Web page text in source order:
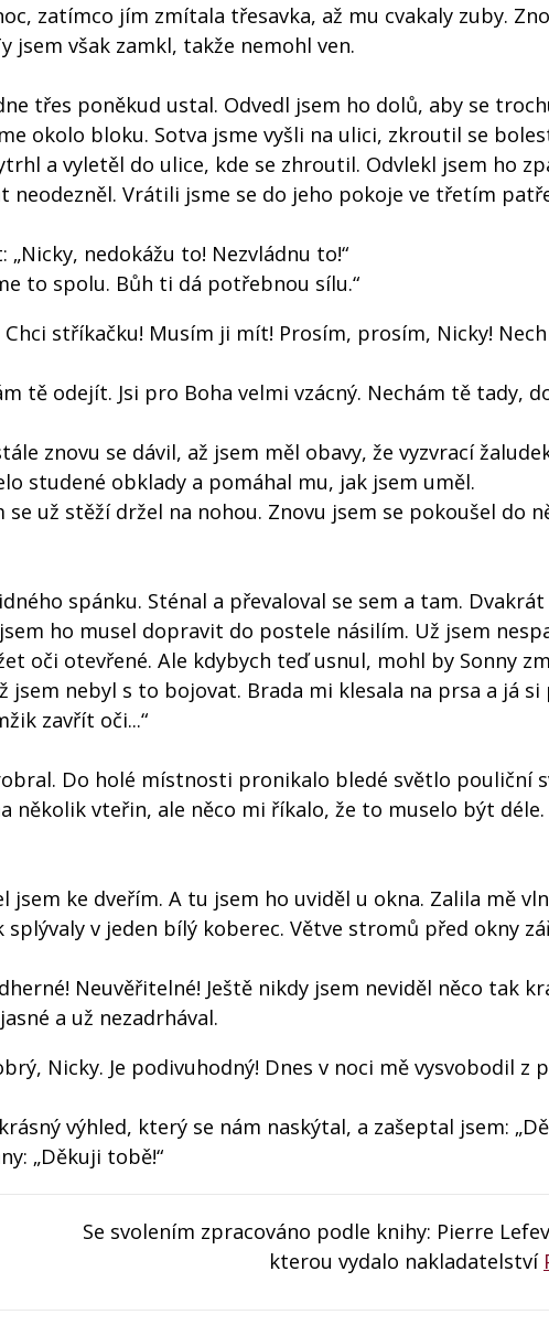
zatímco jím zmítala třesavka, až mu cvakaly zuby.
jsem však zamkl, takže nemohl ven.
třes poněkud ustal. Odvedl jsem ho dolů, aby se
okolo bloku. Sotva jsme vyšli na ulici, zkroutil se
a vyletěl do ulice, kde se zhroutil. Odvlekl jsem ho
neodezněl. Vrátili jsme se do jeho pokoje ve třetím
„Nicky, nedokážu to! Nezvládnu to!“
to spolu. Bůh ti dá potřebnou sílu.“
Chci stříkačku! Musím ji mít! Prosím, prosím, Nicky!
tě odejít. Jsi pro Boha velmi vzácný. Nechám tě tady,
znovu se dávil, až jsem měl obavy, že vyzvrací
studené obklady a pomáhal mu, jak jsem uměl.
se už stěží držel na nohou. Znovu jsem se pokoušel do
spánku. Sténal a převaloval se sem a tam.
ho musel dopravit do postele násilím. Už jsem
oči otevřené. Ale kdybych teď usnul, mohl by Sonny
jsem nebyl s to bojovat. Brada mi klesala na prsa a já si
zavřít oči...“
Do holé místnosti pronikalo bledé světlo pouliční
několik vteřin, ale něco mi říkalo, že to muselo být
jsem ke dveřím. A tu jsem ho uviděl u okna. Zalila mě
splývaly v jeden bílý koberec. Větve stromů před okny
Neuvěřitelné! Ještě nikdy jsem neviděl něco tak
a už nezadrhával.
Nicky. Je podivuhodný! Dnes v noci mě vysvobodil z
výhled, který se nám naskýtal, a zašeptal jsem:
„Děkuji tobě!“
Se svolením zpracováno podle knihy: Pierre
kterou vydalo nakladatelství